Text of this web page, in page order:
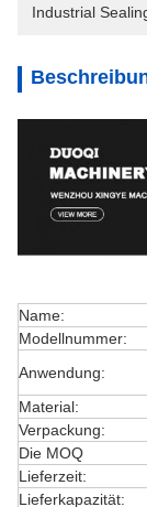
Industrial
Name:
Modellnummer:
Anwendung:
Material:
Verpackung:
Die MOQ
Lieferzeit:
Lieferkapazität: